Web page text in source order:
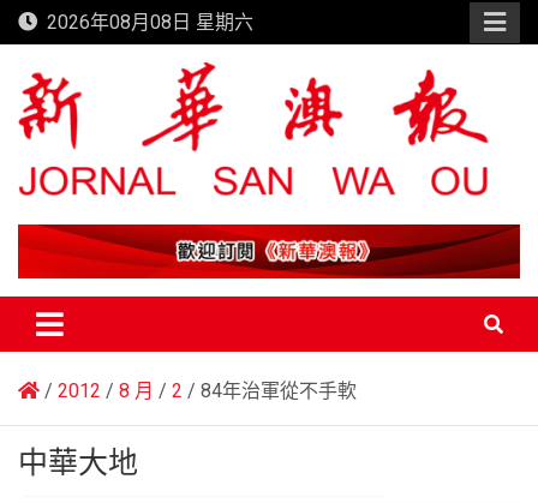
Skip
to
content
2026年08月08日 星期六
新華澳報
2012 8 月 2 84年治軍從不手軟
中華大地